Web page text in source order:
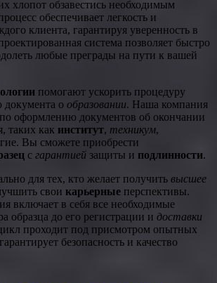
хлопот обзавестись необходимым
обеспечивает легкость и
клиента, гарантируя уверенность в
система позволяет быстро
любые преграды на пути к вашей
помогают ускорить процедуру
документа о образовании. Наша компания
по оформлению документов об окончании
таких как институт, техникум,
Вы сможете приобрести
с гарантией защиты и подлинности.
для тех, кто желает получить высшее
свои карьерные перспективы.
включает в себя все необходимые
образца до его регистрации и доставки
проходит под присмотром опытных
безопасность и качество